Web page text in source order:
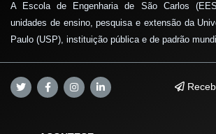
A Escola de Engenharia de São Carlos
unidades de ensino, pesquisa e extensão da
Paulo (USP), instituição pública e de padrão